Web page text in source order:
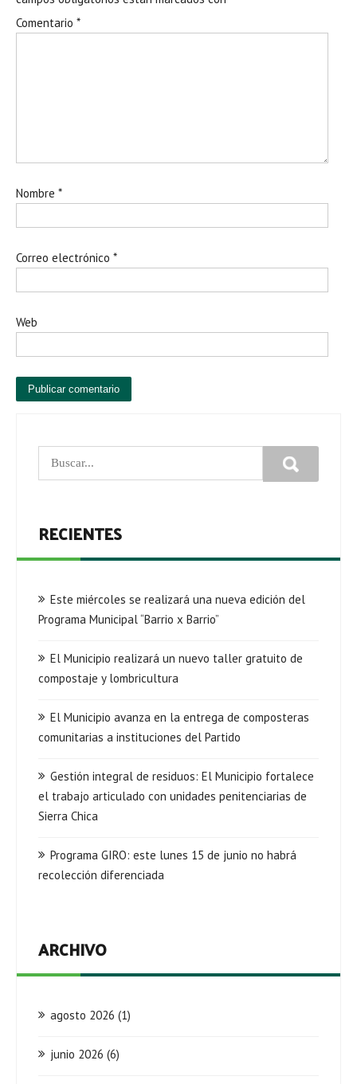
Comentario *
Nombre *
Correo electrónico *
Web
RECIENTES
Este miércoles se realizará una nueva edición del
Programa Municipal “Barrio x Barrio”
El Municipio realizará un nuevo taller gratuito de
compostaje y lombricultura
El Municipio avanza en la entrega de composteras
comunitarias a instituciones del Partido
Gestión integral de residuos: El Municipio fortalece
el trabajo articulado con unidades penitenciarias de
Sierra Chica
Programa GIRO: este lunes 15 de junio no habrá
recolección diferenciada
ARCHIVO
agosto 2026 (1)
junio 2026 (6)